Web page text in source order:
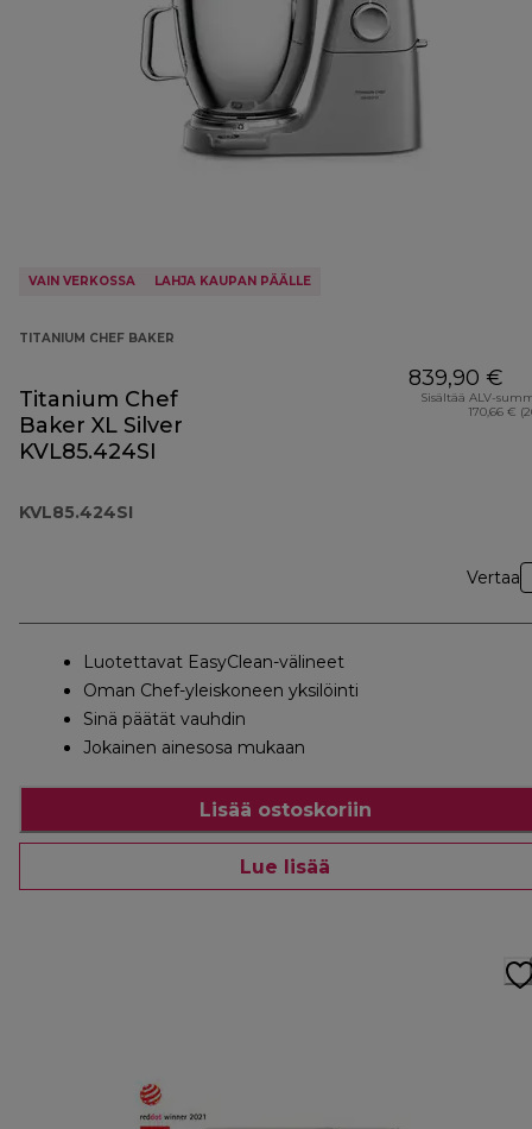
VAIN VERKOSSA LAHJA KAUPAN PÄÄLLE
TITANIUM CHEF BAKER
Titanium Chef
Baker XL Silver
KVL85.424SI
KVL85.424SI
839,90 €
Sisältää ALV-
170,66 €
Vertaa
Luotettavat EasyClean-välineet
Oman Chef-yleiskoneen yksilöinti
Sinä päätät vauhdin
Jokainen ainesosa mukaan
Lisää ostoskoriin
Lue lisää